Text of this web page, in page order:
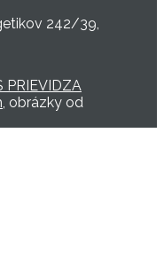
242/39,
PRIEVIDZA
, obrázky od